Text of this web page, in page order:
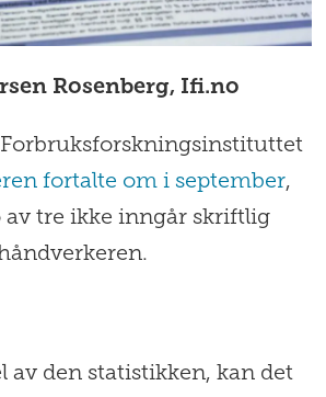
Rosenberg, Ifi.no
fortalte om i september,
av tre ikke inngår skriftlig
av den statistikken, kan det